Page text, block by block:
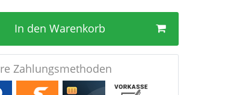
In den Warenkorb
Zahlungsmethoden